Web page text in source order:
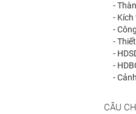
-
-
-
-
-
-
-
CÂU